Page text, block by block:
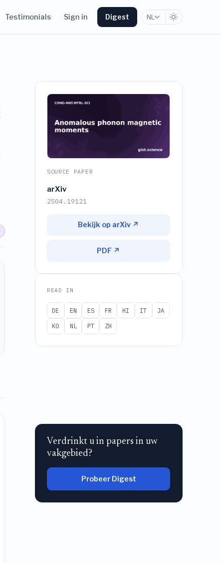
Testimonials Sign in Digest NL
SOURCE PAPER
arXiv
2504.19121
Bekijk op arXiv ↗
PDF ↗
READ IN
DE EN ES FR HI IT
JA
KO
NL PT ZH
Verdrinkt u in papers in uw
vakgebied?
Probeer Digest